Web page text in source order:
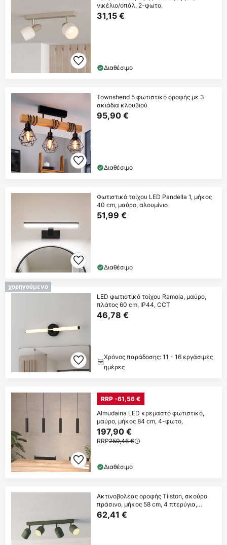
νικέλιο/οπάλ, 2-φωτο.
31,15 €
Διαθέσιμο
Townshend 5 φωτιστικό οροφής με 3
σκιάδια κλουβιού
95,90 €
Διαθέσιμο
Φωτιστικό τοίχου LED Pandella 1, μήκος
40 cm, μαύρο, αλουμίνιο
51,99 €
Διαθέσιμο
χορηγούμενο
LED φωτιστικό τοίχου Ramola, μαύρο,
πλάτος 60 cm, IP44, CCT
46,78 €
Χρόνος παράδοσης: 11 - 16 εργάσιμες
ημέρες
RRP -61,56 €
Almudaina LED κρεμαστό φωτιστικό,
μαύρο, μήκος 84 cm, 4-φωτο,
197,90 €
RRP259,46 €
Διαθέσιμο
Ακτινοβολέας οροφής Tilston, σκούρο
πράσινο, μήκος 58 cm, 4 πτερύγια,
χάλυβας
62,41 €